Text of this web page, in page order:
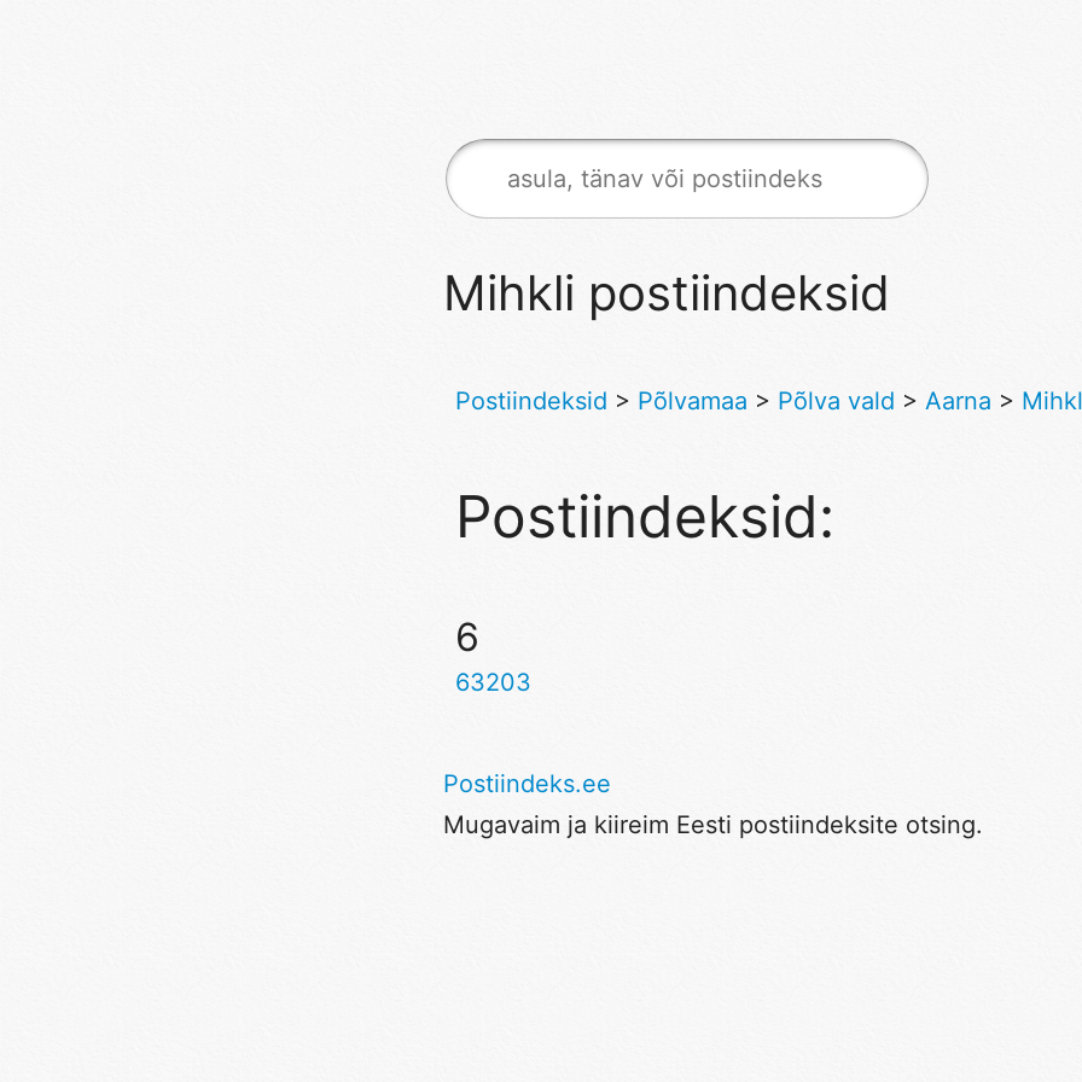
Mihkli postiindeksid
Postiindeksid > Põlvamaa > Põlva vald > Aarna >
Postiindeksid:
6
63203
Postiindeks.ee
Mugavaim ja kiireim Eesti postiindeksite otsing.